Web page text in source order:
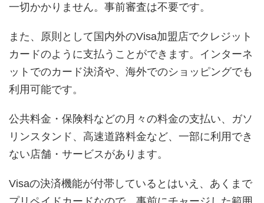
一切かかりません。事前審査は不要です。
また、原則として国内外のVisa加盟店でクレジット
カードのように支払うことができます。インターネ
ットでのカード決済や、海外でのショッピングでも
利用可能です。
公共料金・保険料などの月々の料金の支払い、ガソ
リンスタンド、高速道路料金など、一部に利用でき
ない店舗・サービスがあります。
Visaの決済機能が付帯しているとはいえ、あくまで